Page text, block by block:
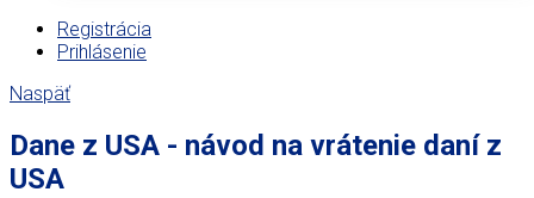
Registrácia
Prihlásenie
Naspäť
Dane z USA - návod na vrátenie daní z
USA